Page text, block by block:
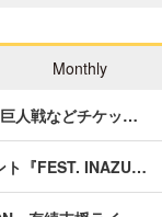
Monthly
人戦などチケッ…
ト『FEST. INAZU…